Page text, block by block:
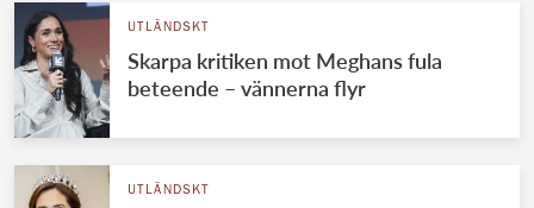
Danska kungahuset
Spanska kungahuset
Nederländska kungahuset
Jordanska kungahuset
UTLÄNDSKT
Skarpa kritiken mot Meghans fula
beteende – vännerna flyr
UTLÄNDSKT